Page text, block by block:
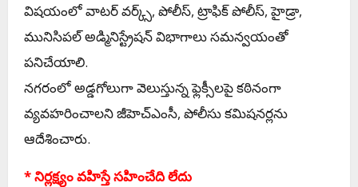
విషయంలో వాటర్ వర్క్స్, పోలీస్, ట్రాఫిక్ పోలీస్, హైడ్రా,
మునిసిపల్ అడ్మినిస్ట్రేషన్ విభాగాలు సమన్వయంతో
పనిచేయాలి.
నగరంలో అడ్డగోలుగా వెలుస్తున్న ఫ్లెక్సీలపై కఠినంగా
వ్యవహరించాలని జీహెచ్‌ఎంసీ, పోలీసు కమిషనర్లను
ఆదేశించారు.
* నిర్లక్ష్యం వహిస్తే సహించేది లేదు